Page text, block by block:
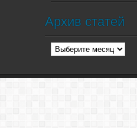
Архив статей
Архив
статей